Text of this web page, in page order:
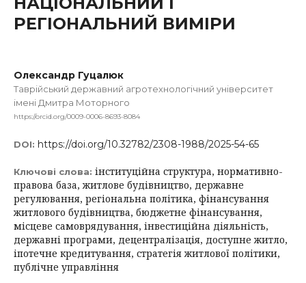
РЕГІОНАЛЬНИЙ ВИМІРИ
Олександр Гуцалюк
Таврійський державний агротехнологічний університет
імені Дмитра Моторного
https://orcid.org/0009-0006-8693-8084
DOI: https://doi.org/10.32782/2308-1988/2025-54-65
Ключові слова: інституційна структура, нормативно-
правова база, житлове будівництво, державне
регулювання, регіональна політика, фінансування
житлового будівництва, бюджетне фінансування,
місцеве самоврядування, інвестиційна діяльність,
державні програми, децентралізація, доступне житло,
іпотечне кредитування, стратегія житлової політики,
публічне управління